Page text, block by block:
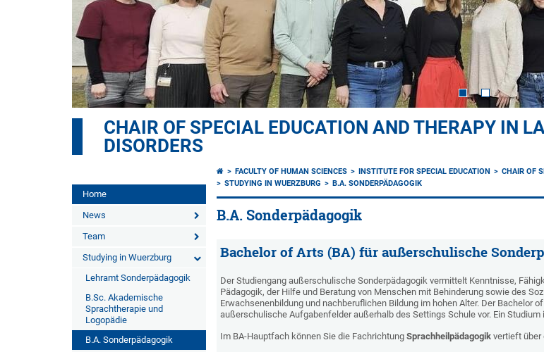
CHAIR OF SPECIAL EDUCATION AND THERAPY IN
DISORDERS
Home
News
Team
Studying in Wuerzburg
Lehramt Sonderpädagogik
B.Sc. Akademische
Sprachtherapie und
Logopädie
B.A. Sonderpädagogik
FACULTY OF HUMAN SCIENCES INSTITUTE FOR SPECIAL EDUCATION
CHAIR OF
STUDYING IN WUERZBURG
B.A. SONDERPÄDAGOGIK
B.A. Sonderpädagogik
Bachelor of Arts (BA) für außerschulische
Der Studiengang außerschulische Sonderpädagogik vermittelt Kenntnisse,
Pädagogik, der Hilfe und Beratung von Menschen mit Behinderung sowie des
Erwachsenenbildung und nachberuflichen Bildung im hohen Alter. Der Bachelor
außerschulische Aufgabenfelder außerhalb des Settings Schule vor. Ein
Im BA-Hauptfach können Sie die FachrichtungSprachheilpädagogik vertieft über